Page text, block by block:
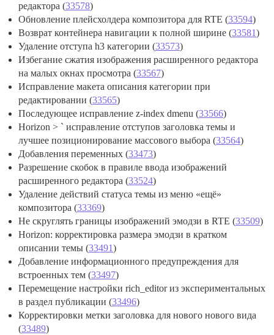
редактора (33578)
Обновление плейсхолдера композитора для RTE (33594)
Возврат контейнера навигации к полной ширине (33581)
Удаление отступа h3 категории (33573)
Избегание сжатия изображения расширенного редактора
на малых окнах просмотра (33567)
Исправление макета описания категории при
редактировании (33565)
Последующее исправление z-index dmenu (33566)
Horizon > ` исправление отступов заголовка темы и
лучшее позиционирование массового выбора (33564)
Добавления переменных (33473)
Разрешение скобок в правиле ввода изображений
расширенного редактора (33524)
Удаление действий статуса темы из меню «ещё»
композитора (33369)
Не скруглять границы изображений эмодзи в RTE (33509)
Horizon: корректировка размера эмодзи в кратком
описании темы (33491)
Добавление информационного предупреждения для
встроенных тем (33497)
Перемещение настройки rich_editor из экспериментальных
в раздел публикации (33496)
Корректировки метки заголовка для нового нового вида
(33489)